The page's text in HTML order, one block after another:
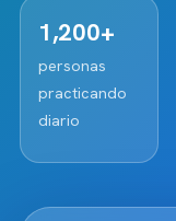
1,200+
personas
practicando
diario